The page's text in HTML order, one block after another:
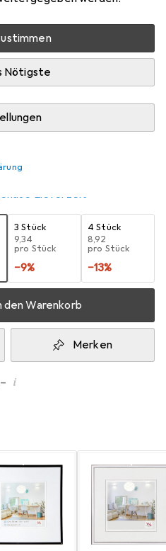
Nötigste
21.8. geliefert
beim Lieferanten
Lieferzeit
3 Stück
EUR
9,34
pro Stück
−9%
4 Stück
EUR
8,92
pro Stück
−13%
den Warenkorb
Merken
i